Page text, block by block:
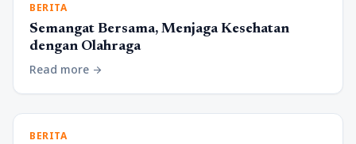
BERITA
Semangat Bersama, Menjaga Kesehatan
dengan Olahraga
Read more arrow_forward
BERITA